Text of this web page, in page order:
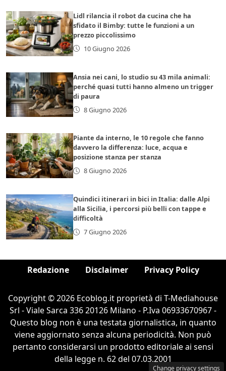
Lidl rilancia il robot da cucina che ha
sfidato il Bimby: tutte le funzioni a un
prezzo piccolissimo
10 Giugno 2026
Ansia nei cani, lo studio su 43 mila animali:
perché quasi tutti hanno almeno un trigger
di paura
8 Giugno 2026
Piante da interno, le 10 regole che fanno
davvero la differenza: luce, acqua e
posizione stanza per stanza
8 Giugno 2026
Quindici itinerari in bici in Italia: dalle Alpi
alla Sicilia, i percorsi più belli con tappe e
difficoltà
7 Giugno 2026
Redazione Disclaimer Privacy Policy
Copyright © 2026 Ecoblog.it proprietà di T-Mediahouse
Srl - Viale Sarca 336 20126 Milano - P.Iva 06933670967 -
Questo blog non è una testata giornalistica, in quanto
viene aggiornato senza alcuna periodicità. Non può
pertanto considerarsi un prodotto editoriale ai sensi
della legge n. 62 del 07.03.2001
Change privacy settings